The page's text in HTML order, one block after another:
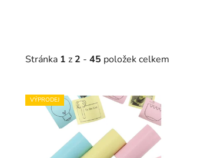
Stránka 1 z 2 - 45 položek celkem
V
ý
VÝPRODEJ